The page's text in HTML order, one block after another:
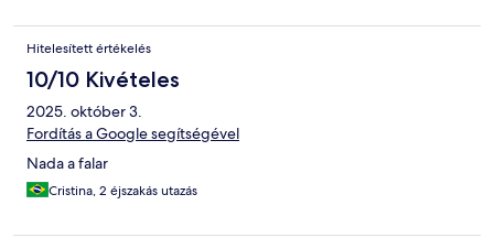
Hitelesített értékelés
10/10 Kivételes
2025. október 3.
Fordítás a Google segítségével
Nada a falar
Cristina, 2 éjszakás utazás